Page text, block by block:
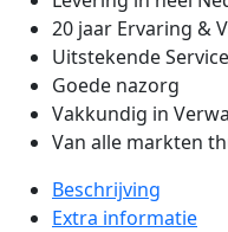
20 jaar Ervaring &
Uitstekende Service
Goede nazorg
Vakkundig in
Van alle markten
Beschrijving
Extra informatie